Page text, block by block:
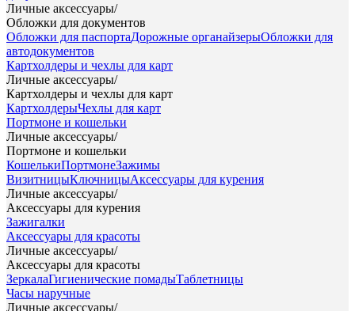
Личные аксессуары/
Обложки для документов
Обложки для паспортаДорожные органайзерыОбложки для
автодокументов
Картхолдеры и чехлы для карт
Личные аксессуары/
Картхолдеры и чехлы для карт
КартхолдерыЧехлы для карт
Портмоне и кошельки
Личные аксессуары/
Портмоне и кошельки
КошелькиПортмонеЗажимы
ВизитницыКлючницыАксессуары для курения
Личные аксессуары/
Аксессуары для курения
Зажигалки
Аксессуары для красоты
Личные аксессуары/
Аксессуары для красоты
ЗеркалаГигиенические помадыТаблетницы
Часы наручные
Личные аксессуары/